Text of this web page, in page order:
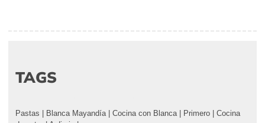
TAGS
Pastas Blanca Mayandía Cocina con Blanca Primero
Cocina